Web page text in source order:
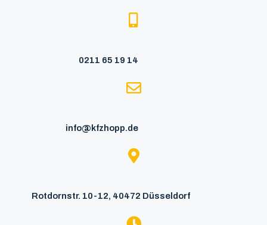
0211 65 19 14
info@kfzhopp.de
Rotdornstr. 10-12, 40472 Düsseldorf